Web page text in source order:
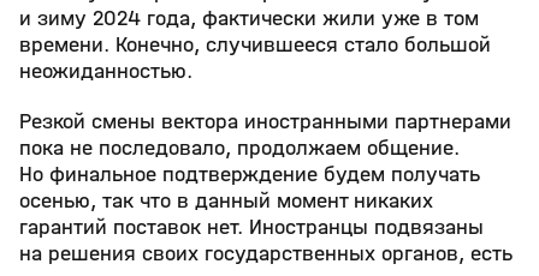
и зиму 2024 года, фактически жили уже в том
времени. Конечно, случившееся стало большой
неожиданностью.
Резкой смены вектора иностранными партнерами
пока не последовало, продолжаем общение.
Но финальное подтверждение будем получать
осенью, так что в данный момент никаких
гарантий поставок нет. Иностранцы подвязаны
на решения своих государственных органов, есть